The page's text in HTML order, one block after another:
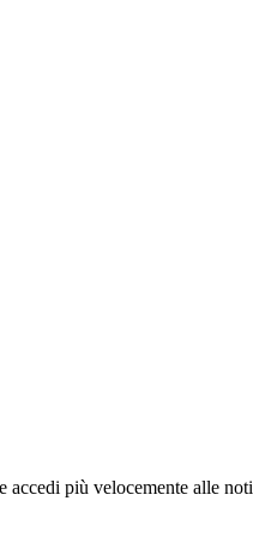
accedi più velocemente alle